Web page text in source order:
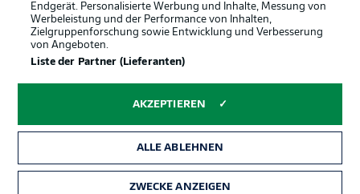
Login
Endgerät. Personalisierte Werbung und Inhalte, Messung von
Werbeleistung und der Performance von Inhalten,
Zielgruppenforschung sowie Entwicklung und Verbesserung
von Angeboten.
Liste der Partner (Lieferanten)
AKZEPTIEREN
ALLE ABLEHNEN
ZWECKE ANZEIGEN